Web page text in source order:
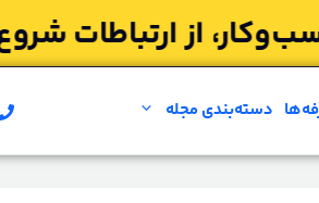
دسته‌بندی مجله